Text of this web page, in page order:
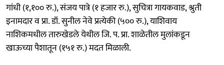
गांधी (१,१०० रु.), संजय पात्रे (१ हजार रु.), सुचित्रा गायकवाड, श्रुती
इनामदार व प्रा. डॉ. सुनील नेवे प्रत्येकी (५०० रु.), याशिवाय
नाशिकमधील तारुखेडले येथील जि. प. प्रा. शाळेतील मुलांकडून
खाऊच्या पैशातून (१५१ रु.) मदत मिळाली.